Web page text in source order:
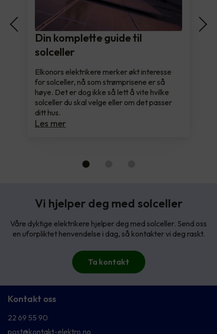
Din komplette guide til
solceller
Elkonors elektrikere merker økt interesse
for solceller, nå som strømprisene er så
høye. Det er dog ikke så lett å vite hvilke
solceller du skal velge eller om det passer
ditt hus.
Les mer
Vi hjelper deg med solceller
Våre dyktige elektrikere hjelper deg med solceller. Send oss
en uforpliktet henvendelse i dag, så kontakter vi deg raskt.
Ta kontakt
Kontakt oss
22 69 55 90
post@kontakt-elektro.no